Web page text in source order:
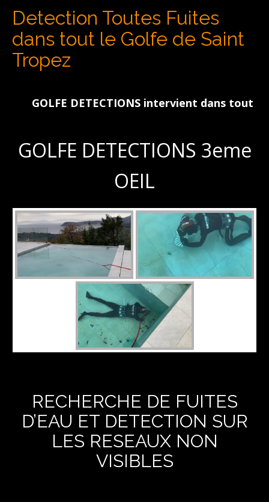
Detection Toutes Fuites
dans tout le Golfe de Saint
Tropez
GOLFE DETECTIONS intervient dans tout le
GOLFE DETECTIONS 3eme
OEIL
RECHERCHE DE FUITES
D’EAU ET DETECTION SUR
LES RESEAUX NON
VISIBLES